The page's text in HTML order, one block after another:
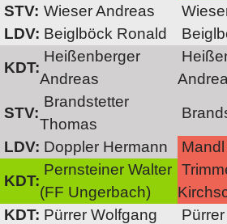
STV: Wieser Andreas
LDV: Beiglböck Ronald
KDT:
Heißenberger
Andreas
STV:
Brandstetter
Thomas
LDV: Doppler Hermann
KDT:
Pernsteiner Walter
(FF Ungerbach)
KDT: Pürrer Wolfgang